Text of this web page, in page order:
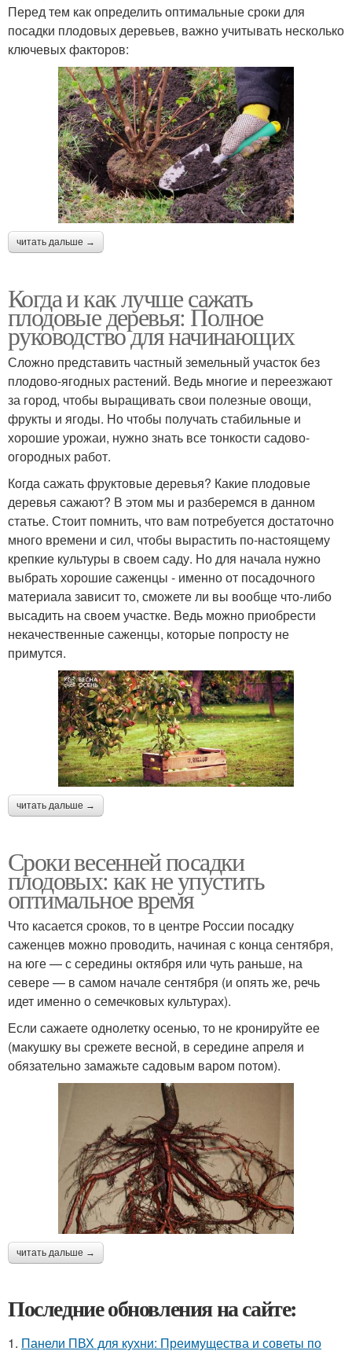
Перед тем как определить оптимальные сроки для
посадки плодовых деревьев, важно учитывать несколько
ключевых факторов:
читать дальше →
Когда и как лучше сажать
плодовые деревья: Полное
руководство для начинающих
Сложно представить частный земельный участок без
плодово-ягодных растений. Ведь многие и переезжают
за город, чтобы выращивать свои полезные овощи,
фрукты и ягоды. Но чтобы получать стабильные и
хорошие урожаи, нужно знать все тонкости садово-
огородных работ.
Когда сажать фруктовые деревья? Какие плодовые
деревья сажают? В этом мы и разберемся в данном
статье. Стоит помнить, что вам потребуется достаточно
много времени и сил, чтобы вырастить по-настоящему
крепкие культуры в своем саду. Но для начала нужно
выбрать хорошие саженцы - именно от посадочного
материала зависит то, сможете ли вы вообще что-либо
высадить на своем участке. Ведь можно приобрести
некачественные саженцы, которые попросту не
примутся.
читать дальше →
Сроки весенней посадки
плодовых: как не упустить
оптимальное время
Что касается сроков, то в центре России посадку
саженцев можно проводить, начиная с конца сентября,
на юге — с середины октября или чуть раньше, на
севере — в самом начале сентября (и опять же, речь
идет именно о семечковых культурах).
Если сажаете однолетку осенью, то не кронируйте ее
(макушку вы срежете весной, в середине апреля и
обязательно замажьте садовым варом потом).
читать дальше →
Последние обновления на сайте:
1. Панели ПВХ для кухни: Преимущества и советы по